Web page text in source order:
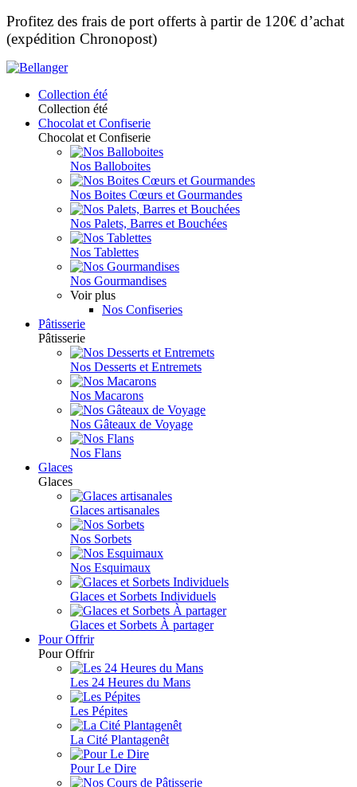
Profitez des frais de port offerts à partir de 120€ d’achat
(expédition Chronopost)
Collection été
Collection été
Chocolat et Confiserie
Chocolat et Confiserie
Nos Balloboites
Nos Boites Cœurs et Gourmandes
Nos Palets, Barres et Bouchées
Nos Tablettes
Nos Gourmandises
Voir plus
Nos Confiseries
Pâtisserie
Pâtisserie
Nos Desserts et Entremets
Nos Macarons
Nos Gâteaux de Voyage
Nos Flans
Glaces
Glaces
Glaces artisanales
Nos Sorbets
Nos Esquimaux
Glaces et Sorbets Individuels
Glaces et Sorbets À partager
Pour Offrir
Pour Offrir
Les 24 Heures du Mans
Les Pépites
La Cité Plantagenêt
Pour Le Dire